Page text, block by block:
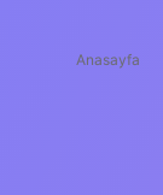
Anasayfa